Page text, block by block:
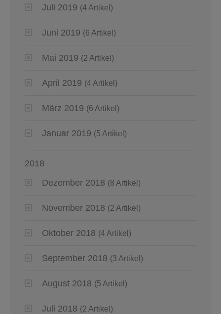
Juli 2019 (4 Artikel)
Juni 2019 (6 Artikel)
Mai 2019 (2 Artikel)
April 2019 (4 Artikel)
März 2019 (6 Artikel)
Januar 2019 (5 Artikel)
2018
Dezember 2018 (8 Artikel)
November 2018 (2 Artikel)
Oktober 2018 (4 Artikel)
September 2018 (3 Artikel)
August 2018 (5 Artikel)
Juli 2018 (2 Artikel)